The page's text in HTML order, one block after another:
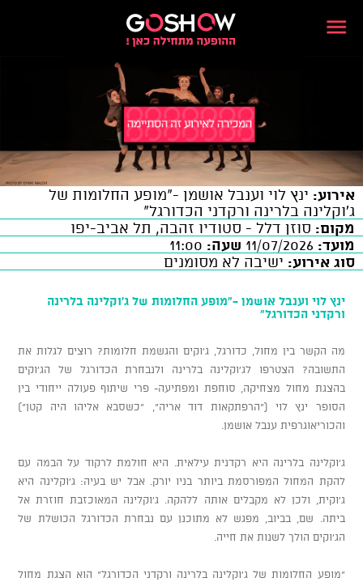
אירוע: ינץ לוי וענבל אושמן -"מופע החלומות של
ג'וקלינה בלרינה ורקדני הכדורגל"
מקום: סוזן דלל - סטודיו זהבה, תל אביב-יפו
מועד:
שעה:
סוג אירוע: ישיבה לא מסומנים
ינץ לוי וענבל אושמן -"מופע החלומות של ג'וקלינה בלרינה
ורקדני הכדורגל"
מה הקשר בין מחול, כדורגל, ג'וקים והגשמת חלומות? רוצים לגלות את
התשובה? הצטרפו לג'וקלינה בלרינה ולנבחרת הכדורגל של הג'וקים
בהצגת מחול מצחיקה, סוחפת ומפתיעה- פרי שיתוף פעולה ייחודי בין
הסופר ינץ לוי ("הרפתקאות דוד אריה", "כשסבא אליהו היה קטן")
והכוריאוגרפית ענבל אושמן.
ג'וקלינה בלרינה היא רקדנית עילאית. היא חולמת לרקוד על הבמה עם
להקת המחול המפורסמת ביותר בניו יורק. אבל יש בעיה: ג'וקלינה היא
ג'וקית, ולכן לא מקבלים אותה ללהקה. ג'וקלינה המאוכזבת חוזרת אל
ביתה. שם, בביוב, מפגש לא מתוכנן עם נבחרת הכדורגל הכושלת של
הג'וקים הולך לשנות את חייה.
"מופע החלומות של ג'וקלינה בלרינה ורקדני הכדורגל" הוא הצגת מחול